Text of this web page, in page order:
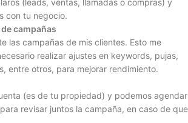
(leads, ventas, llamadas o compras) y
con tu negocio.
campañas
las campañas de mis clientes. Esto me
realizar ajustes en keywords, pujas,
entre otros, para mejorar rendimiento.
(es de tu propiedad) y podemos agendar
revisar juntos la campaña, en caso de que